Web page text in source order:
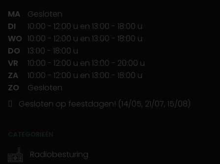
MA
Gesloten
DI
10:00 - 12:00 u en 13:00 - 18:00 u
WO 10:00 - 12:00 u en 13:00 - 18:00 u
DO
13:00 - 18:00 u
VR
10:00 - 12:00 u en 13:00 - 20:00 u
ZA
10:00 - 12:00 u en 13:00 - 18:00 u
ZO
Gesloten
Gesloten op feestdagen! (14/05, 21/07, 15/08)
CATEGORIEËN
Radiobesturing